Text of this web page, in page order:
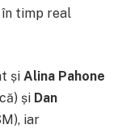
timp real
și Alina Pahone
și Dan
iar